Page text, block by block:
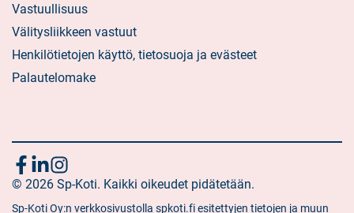
Vastuullisuus
Välitysliikkeen vastuut
Henkilötietojen käyttö, tietosuoja ja evästeet
Palautelomake
Seuraa
meitä
Sosiaalinen
media:
facebook
Sosiaalinen
media:
linkedin
Sosiaalinen
media:
instagram
© 2026 Sp-Koti. Kaikki oikeudet pidätetään.
Sp-Koti Oy:n verkkosivustolla spkoti.fi esitettyjen tietojen ja muun